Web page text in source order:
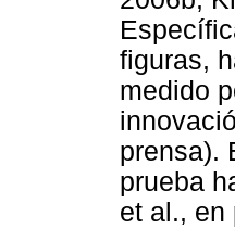
figuras,
medido
prensa).
prueba
et al., en